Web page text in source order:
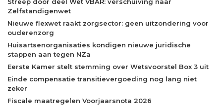
Zelfstandigenwet
Nieuwe flexwet raakt zorgsector: geen uitzondering voor
ouderenzorg
Huisartsenorganisaties kondigen nieuwe juridische
stappen aan tegen NZa
Eerste Kamer stelt stemming over Wetsvoorstel Box 3 uit
Einde compensatie transitievergoeding nog lang niet
zeker
Fiscale maatregelen Voorjaarsnota 2026